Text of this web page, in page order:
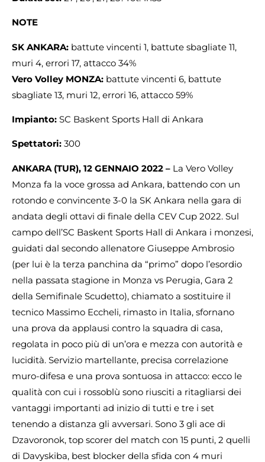
NOTE
SK ANKARA: battute vincenti 1, battute sbagliate 11,
muri 4, errori 17, attacco 34%
Vero Volley MONZA: battute vincenti 6, battute
sbagliate 13, muri 12, errori 16, attacco 59%
Impianto: SC Baskent Sports Hall di Ankara
Spettatori: 300
ANKARA (TUR), 12 GENNAIO 2022 – La Vero Volley
Monza fa la voce grossa ad Ankara, battendo con un
rotondo e convincente 3-0 la SK Ankara nella gara di
andata degli ottavi di finale della CEV Cup 2022. Sul
campo dell’SC Baskent Sports Hall di Ankara i monzesi,
guidati dal secondo allenatore Giuseppe Ambrosio
(per lui è la terza panchina da “primo” dopo l’esordio
nella passata stagione in Monza vs Perugia, Gara 2
della Semifinale Scudetto), chiamato a sostituire il
tecnico Massimo Eccheli, rimasto in Italia, sfornano
una prova da applausi contro la squadra di casa,
regolata in poco più di un’ora e mezza con autorità e
lucidità. Servizio martellante, precisa correlazione
muro-difesa e una prova sontuosa in attacco: ecco le
qualità con cui i rossoblù sono riusciti a ritagliarsi dei
vantaggi importanti ad inizio di tutti e tre i set
tenendo a distanza gli avversari. Sono 3 gli ace di
Dzavoronok, top scorer del match con 15 punti, 2 quelli
di Davyskiba, best blocker della sfida con 4 muri